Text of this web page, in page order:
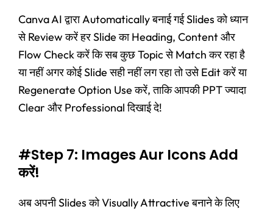
Canva AI द्वारा Automatically बनाई गई Slides को ध्यान
से Review करें हर Slide का Heading, Content और
Flow Check करें कि सब कुछ Topic से Match कर रहा है
या नहीं अगर कोई Slide सही नहीं लग रहा तो उसे Edit करें या
Regenerate Option Use करें, ताकि आपकी PPT ज्यादा
Clear और Professional दिखाई दे!
#Step 7: Images Aur Icons Add
करें!
अब अपनी Slides को Visually Attractive बनाने के लिए